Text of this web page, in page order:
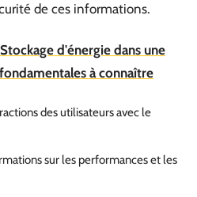
de ces informations.
Stockage d'énergie dans une
à connaître
des utilisateurs avec le
sur les performances et les